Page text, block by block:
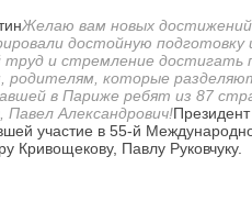
Желаю вам новых достижений
достойную подготовку
и стремление достигать
родителям, которые
в Париже ребят из 87
Павел Александрович!
участие в 55-й
Кривощекову, Павлу Руковчуку.